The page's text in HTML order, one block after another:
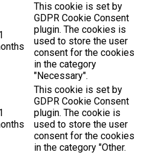
This cookie is set by
GDPR Cookie Consent
plugin. The cookies is
used to store the user
consent for the cookies
in the category
"Necessary".
This cookie is set by
GDPR Cookie Consent
plugin. The cookie is
used to store the user
consent for the cookies
in the category "Other.